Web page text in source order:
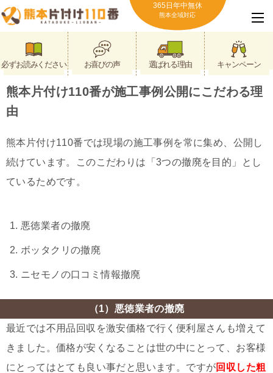
365日年中無休
熊本全域対応
必ずお読みください お喜びの声 選ばれる理由 キャンペーン
熊本片付け110番が施工事例公開にこだわる理
由
熊本片付け110番では現場の施工事例を常に集め、公開し
続けています。このこだわりは「3つの撤廃を目的」とし
ているためです。
悪徳業者の撤廃
ボッタクリの撤廃
ニセモノの口コミ情報撤廃
（1）悪徳業者の撤廃
最近では不用品回収を激安価格で行く便利屋さんも増えて
きました。価格が安くなることは世の中にとって、お客様
にとってはとても良い事だと思います。ですが回収した粗